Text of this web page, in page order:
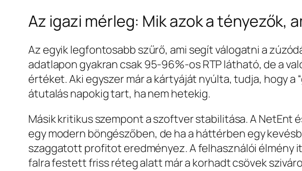
Az igazi mérleg: Mik azok a tényezők,
Az egyik legfontosabb szűrő, ami segít válogatni a
adatlapon gyakran csak 95‑96%-os RTP látható, de a
értéket. Aki egyszer már a kártyáját nyúlta, tudja, hogy a
átutalás napokig tart, ha nem hetekig.
Másik kritikus szempont a szoftver stabilitása. A
egy modern böngészőben, de ha a háttérben egy
szaggatott profitot eredményez. A felhasználói élmény
falra festett friss réteg alatt már a korhadt csövek